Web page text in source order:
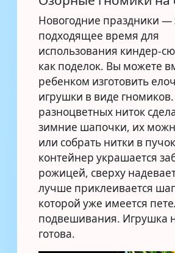
Новогодние праздники —
подходящее время для
использования киндер-
как поделок. Вы можете
ребенком изготовить
игрушки в виде
разноцветных ниток
зимние шапочки, их
или собрать нитки в
контейнер украшается
рожицей, сверху
лучше приклеивается
которой уже имеется
подвешивания. Игрушка
готова.